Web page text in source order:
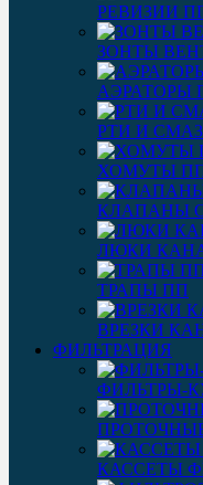
РЕВИЗИИ
ЗОНТЫ
АЭРАТОРЫ
РТИ И
ХОМУТЫ
КЛАПАНЫ
ЛЮКИ
ТРАПЫ ПП
ВРЕЗКИ
ФИЛЬТРАЦИЯ
ФИЛЬТРЫ-
КАССЕТЫ